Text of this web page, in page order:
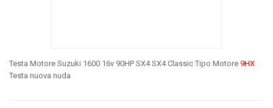
Testa Motore Suzuki 1600 16v 90HP SX4 SX4 Classic Tipo Motore 9HX
Testa nuova nuda